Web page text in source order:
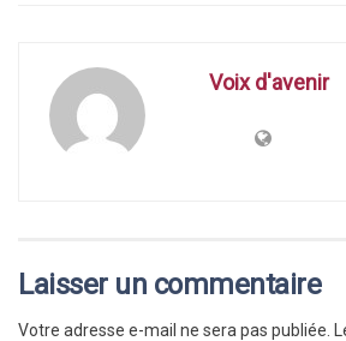
Voix d'avenir
Laisser un commentaire
Votre adresse e-mail ne sera pas publiée.